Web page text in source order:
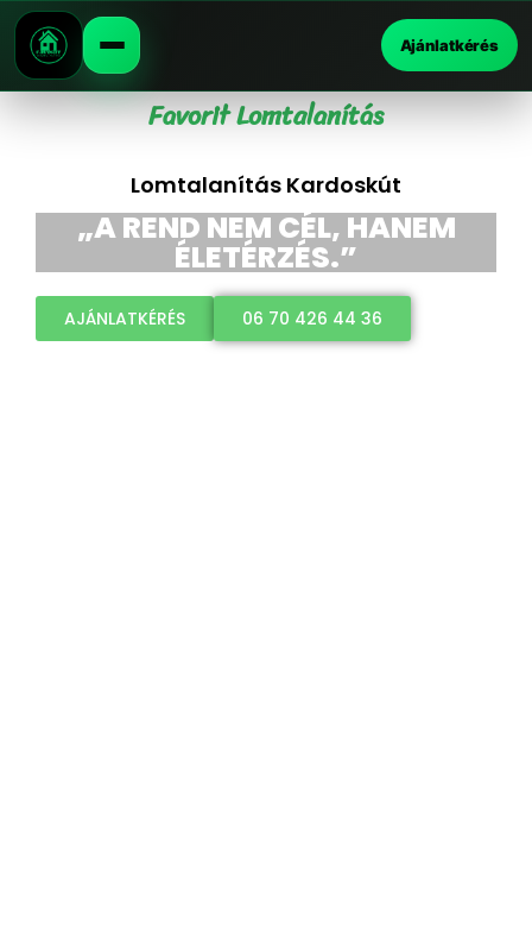
Ajánlatkérés
Favorit Lomtalanítás
Lomtalanítás Kardoskút
„A REND NEM CÉL, HANEM
ÉLETÉRZÉS.”
AJÁNLATKÉRÉS 06 70 426 44 36